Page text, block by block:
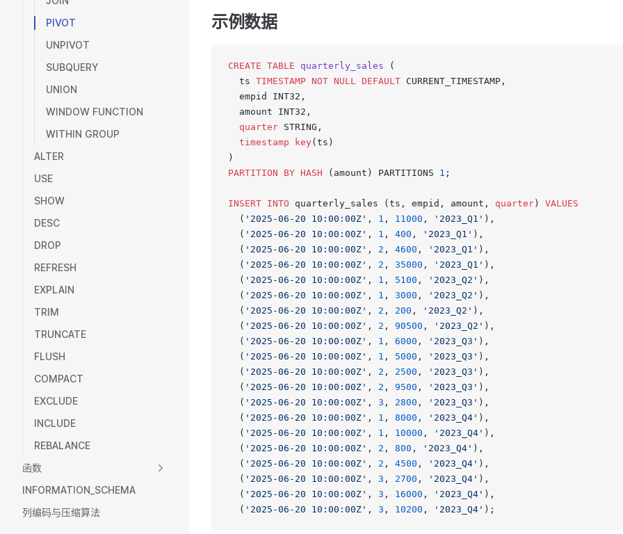
PIVOT
UNPIVOT
SUBQUERY
UNION
WINDOW FUNCTION
WITHIN GROUP
ALTER
USE
SHOW
DESC
DROP
REFRESH
EXPLAIN
TRIM
TRUNCATE
FLUSH
COMPACT
EXCLUDE
INCLUDE
REBALANCE
函数
INFORMATION_SCHEMA
列编码与压缩算法
示例数据
CREATE TABLE quarterly_sales (
  ts
TIMESTAMP NOT NULL DEFAULT CURRENT_TIMESTAMP,
  empid INT32,
  amount INT32,
  quarter
STRING,
  timestamp
key(ts)
)
PARTITION BY HASH (amount) PARTITIONS 1 ;
INSERT INTO quarterly_sales (ts, empid, amount, quarter ) VALUES
  (
'2025-06-20 10:00:00Z' , 1 , 11000 , '2023_Q1' ),
  (
'2025-06-20 10:00:00Z' , 1 , 400 , '2023_Q1' ),
  (
'2025-06-20 10:00:00Z' , 2 , 4600 , '2023_Q1' ),
  (
'2025-06-20 10:00:00Z' , 2 , 35000 , '2023_Q1' ),
  (
'2025-06-20 10:00:00Z' , 1 , 5100 , '2023_Q2' ),
  (
'2025-06-20 10:00:00Z' , 1 , 3000 , '2023_Q2' ),
  (
'2025-06-20 10:00:00Z' , 2 , 200 , '2023_Q2' ),
  (
'2025-06-20 10:00:00Z' , 2 , 90500 , '2023_Q2' ),
  (
'2025-06-20 10:00:00Z' , 1 , 6000 , '2023_Q3' ),
  (
'2025-06-20 10:00:00Z' , 1 , 5000 , '2023_Q3' ),
  (
'2025-06-20 10:00:00Z' , 2 , 2500 , '2023_Q3' ),
  (
'2025-06-20 10:00:00Z' , 2 , 9500 , '2023_Q3' ),
  (
'2025-06-20 10:00:00Z' , 3 , 2800 , '2023_Q3' ),
  (
'2025-06-20 10:00:00Z' , 1 , 8000 , '2023_Q4' ),
  (
'2025-06-20 10:00:00Z' , 1 , 10000 , '2023_Q4' ),
  (
'2025-06-20 10:00:00Z' , 2 , 800 , '2023_Q4' ),
  (
'2025-06-20 10:00:00Z' , 2 , 4500 , '2023_Q4' ),
  (
'2025-06-20 10:00:00Z' , 3 , 2700 , '2023_Q4' ),
  (
'2025-06-20 10:00:00Z' , 3 , 16000 , '2023_Q4' ),
  (
'2025-06-20 10:00:00Z' , 3 , 10200 , '2023_Q4' );